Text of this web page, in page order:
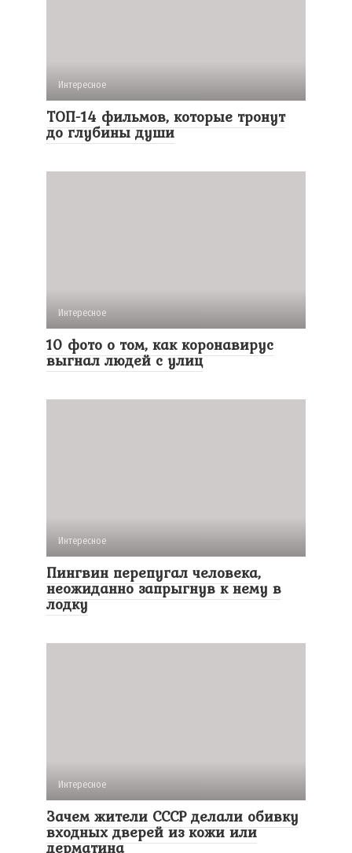
Интересное
ТОП-14 фильмов, которые тронут
до глубины души
Интересное
10 фото о том, как коронавирус
выгнал людей с улиц
Интересное
Пингвин перепугал человека,
неожиданно запрыгнув к нему в
лодку
Интересное
Зачем жители СССР делали обивку
входных дверей из кожи или
дерматина